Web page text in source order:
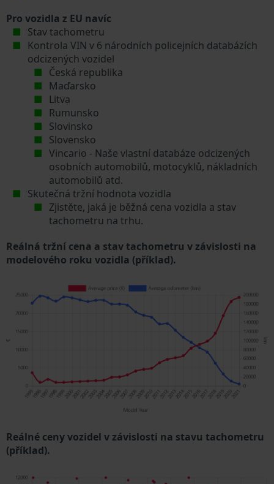
Pro vozidla z EU navíc
Stav tachometru
Kontrola VIN v 6 národních policejních databázích
odcizených vozidel
Česká republika
Maďarsko
Litva
Rumunsko
Slovinsko
Slovensko
Vincario - Naše vlastní databáze odcizených
osobních automobilů, motocyklů, nákladních
automobilů atd.
Skutečná tržní hodnota vozidla
Zjistěte, jaká je běžná cena vozidla a stav
tachometru na trhu.
Reálná tržní cena a stav tachometru v závislosti na
modelového roku vozidla (příklad).
Reálné ceny vozidel v závislosti na stavu tachometru
(příklad).